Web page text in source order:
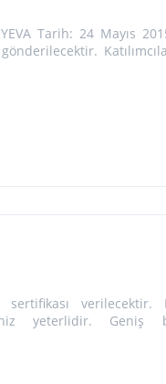
Tarih: 24 Mayıs
verilecektir.
yeterlidir.